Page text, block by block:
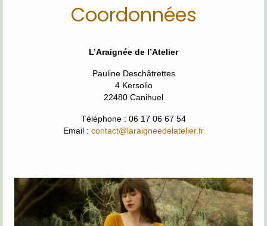
Coordonnées
L’Araignée de l’Atelier
Pauline Deschâtrettes
4 Kersolio
22480 Canihuel
Téléphone : 06 17 06 67 54
Email : contact@laraigneedelatelier.fr